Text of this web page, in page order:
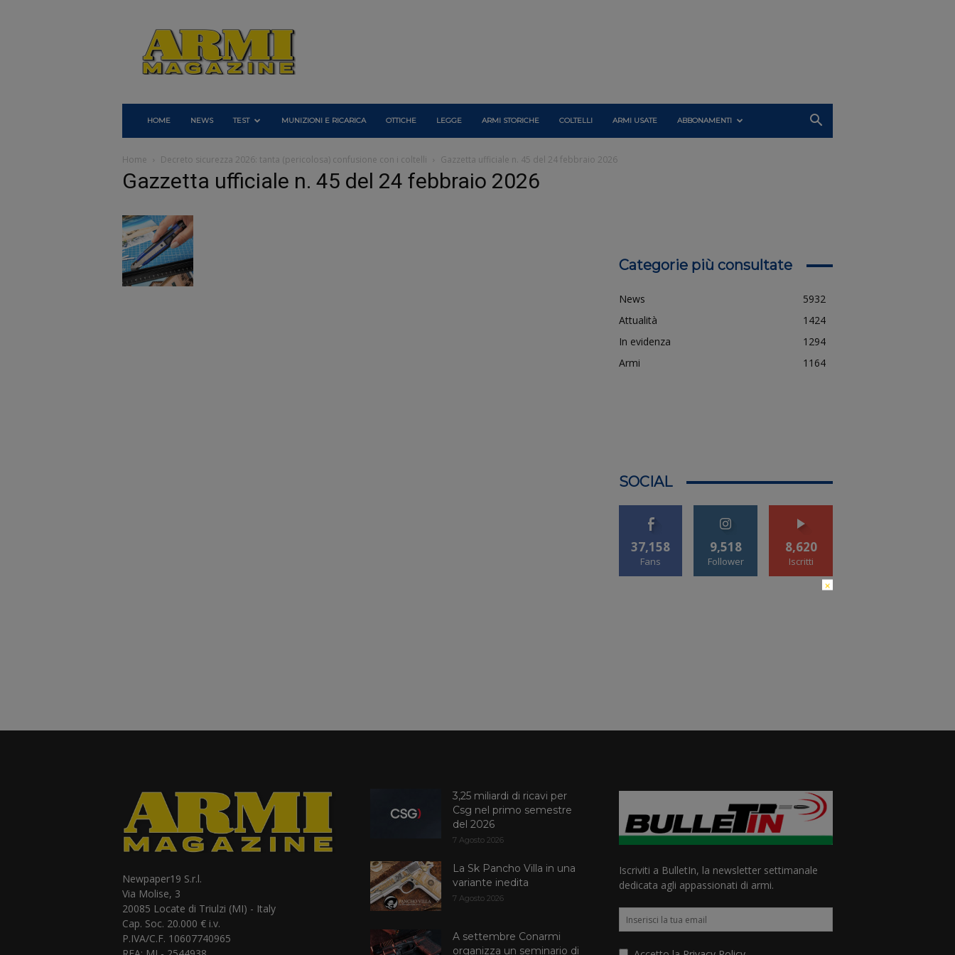
Armi
Magazine
HOME NEWS TEST MUNIZIONI E RICARICA OTTICHE LEGGE ARMI STORICHE COLTELLI ARMI USATE ABBONAMENTI
Home Decreto sicurezza 2026: tanta (pericolosa) confusione con i coltelli Gazzetta ufficiale n. 45 del 24 febbraio 2026
Gazzetta ufficiale n. 45 del 24 febbraio 2026
Categorie più consultate
News
5932
Attualità
1424
In evidenza
1294
Armi
1164
SOCIAL
37,158
Fans
9,518
Follower
8,620
Iscritti
Newpaper19 S.r.l.
Via Molise, 3
20085 Locate di Triulzi (MI) - Italy
Cap. Soc. 20.000 € i.v.
P.IVA/C.F. 10607740965
3,25 miliardi di ricavi per
Csg nel primo semestre
del 2026
7 Agosto 2026
La Sk Pancho Villa in una
variante inedita
7 Agosto 2026
A settembre Conarmi
organizza un seminario di
Iscriviti a BulletIn, la newsletter settimanale
dedicata agli appassionati di armi.
×